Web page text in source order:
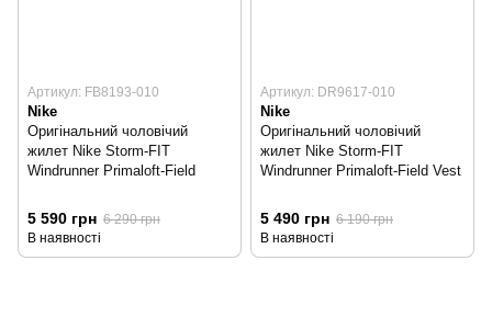
Артикул: FB8193-010
Nike
Оригінальний чоловічий
жилет Nike Storm-FIT
Windrunner Primaloft-Field
5 590 грн 6 290 грн
В наявності
Артикул: DR9617-010
Nike
Оригінальний чоловічий
жилет Nike Storm-FIT
Windrunner Primaloft-Field Vest
5 490 грн 6 190 грн
В наявності